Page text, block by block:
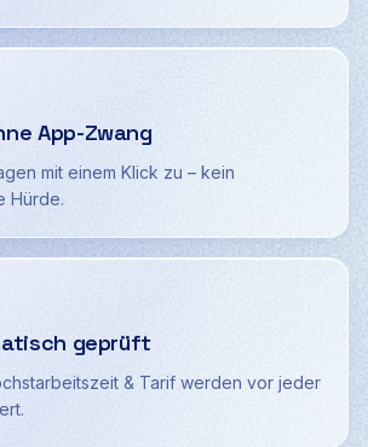
App-Zwang
mit einem Klick zu – kein
Hürde.
geprüft
& Tarif werden vor jeder